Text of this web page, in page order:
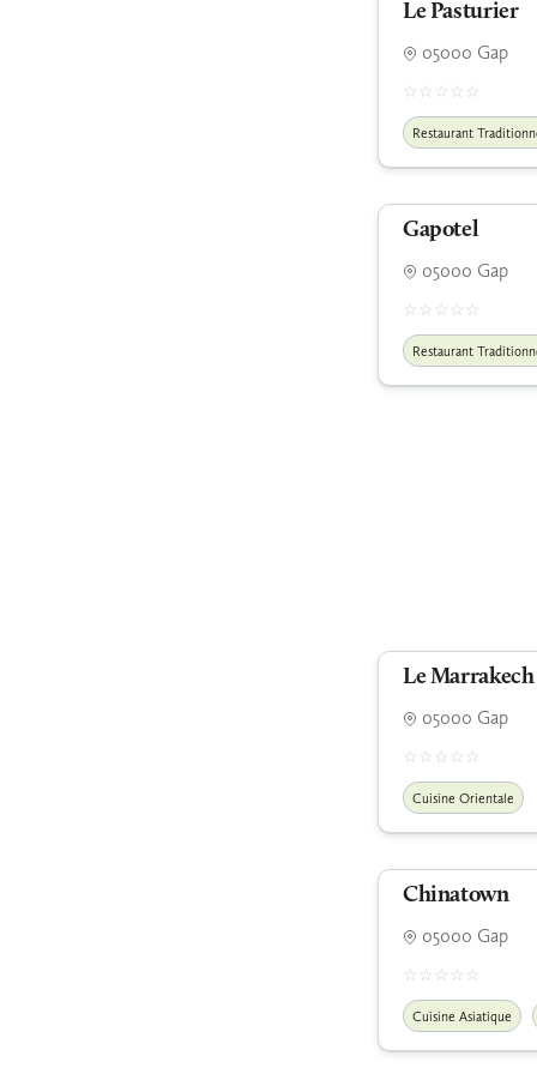
Le Pasturier
05000 Gap
Restaurant
Gapotel
05000 Gap
Restaurant
Le Marrakech
05000 Gap
Cuisine Orientale
Chinatown
05000 Gap
Cuisine Asiatique